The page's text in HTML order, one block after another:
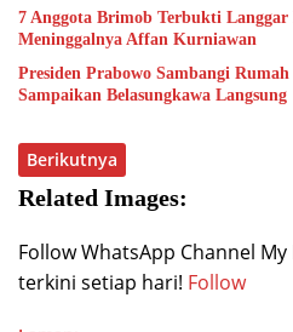
7 Anggota Brimob Terbukti Langgar
Meninggalnya Affan Kurniawan
Presiden Prabowo Sambangi
Sampaikan Belasungkawa Langsung
Berikutnya
Related Images:
Follow WhatsApp Channel
terkini setiap hari! Follow